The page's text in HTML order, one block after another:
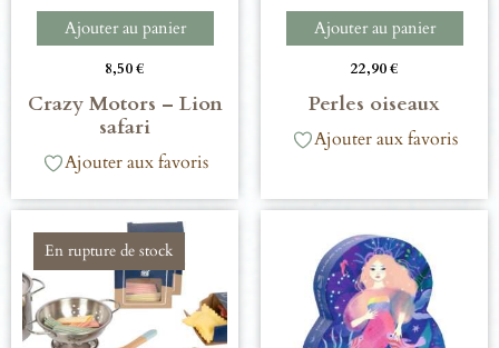
Ajouter au panier
8,50€
Crazy Motors – Lion
safari
Ajouter aux favoris
Ajouter au panier
22,90€
Perles oiseaux
Ajouter aux favoris
En rupture de stock